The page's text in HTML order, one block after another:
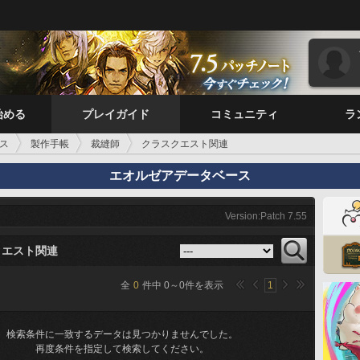
める プレイガイド コミュニティ ラ
製作手帳 裁縫師 クラスクエスト関連
エオルゼアデータベース
Version:Patch 7.55
スト関連
全 0 件中 0～0件を表示 1
検索条件に一致するデータは見つかりませんでした。
再度条件を指定して検索してください。